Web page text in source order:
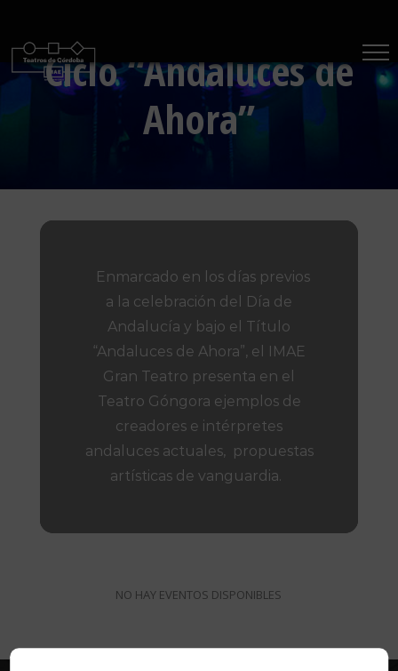
contenidoCiclo “Andaluces de
Ahora”
Enmarcado en los días previos
a la celebración del Día de
Andalucía y bajo el Título
“Andaluces de Ahora”, el IMAE
Gran Teatro presenta en el
Teatro Góngora ejemplos de
creadores e intérpretes
andaluces actuales, propuestas
artísticas de vanguardia.
NO HAY EVENTOS DISPONIBLES